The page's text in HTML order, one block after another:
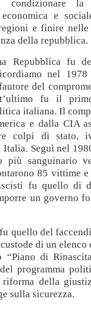
la
e
e finire
della repubblica.
Repubblica fu
nel
del
fu il
italiana. Il
e dalla CIA
colpi di stato,
Seguì nel
più sanguinario
85 vittime
fu quello di
un governo
quello del
di un
“Piano di
programma
della
sulla sicurezza.